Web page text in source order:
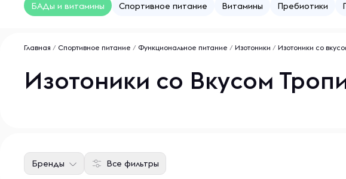
БАДы и витамины Спортивное питание Витамины Пребиотики
Главная / Спортивное питание / Функциональное питание / Изотоники / Изотоники со
Изотоники со Вкусом
Все фильтры
Бренды